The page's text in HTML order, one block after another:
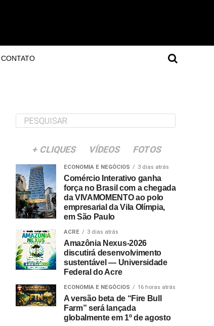
CONTATO
+ CLIQUES VÍDEOS FOTOS
ECONOMIA E NEGÓCIOS 3 dias atrás
Comércio Interativo ganha
força no Brasil com a chegada
da VIVAMOMENTO ao polo
empresarial da Vila Olímpia,
em São Paulo
ACRE 3 dias atrás
Amazônia Nexus-2026
discutirá desenvolvimento
sustentável — Universidade
Federal do Acre
ECONOMIA E NEGÓCIOS 16 horas atrás
A versão beta de “Fire Bull
Farm” será lançada
globalmente em 1º de agosto